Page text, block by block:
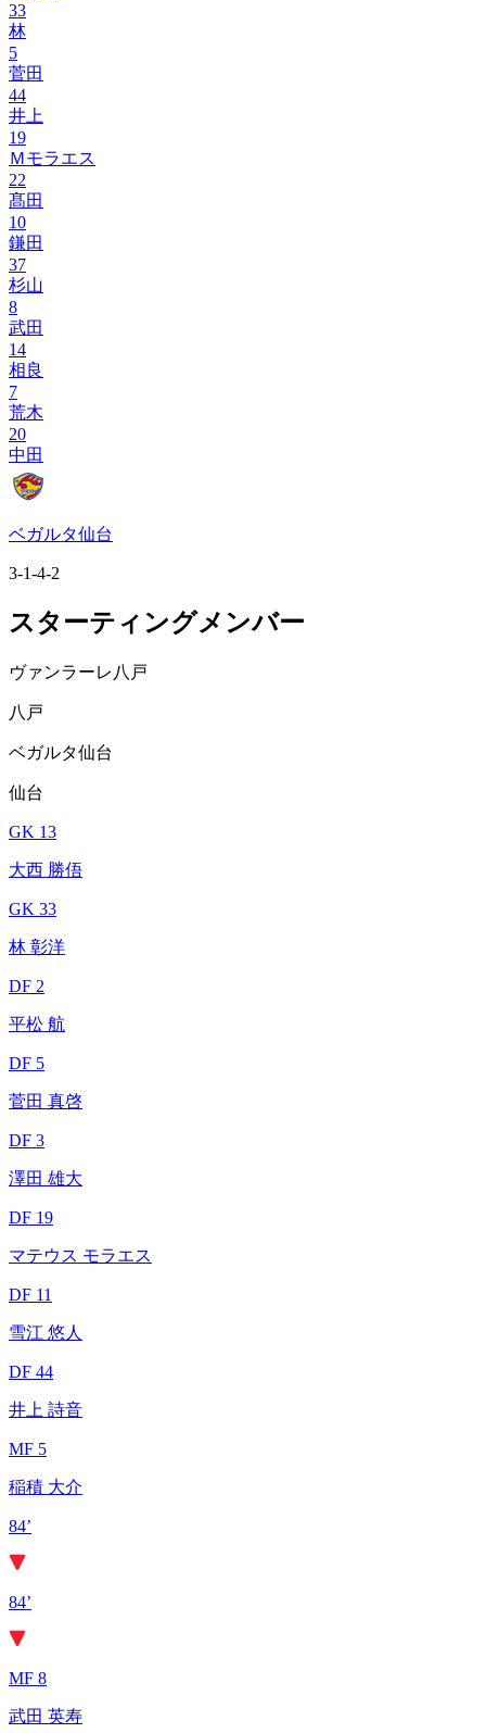
33
林
5
菅田
44
井上
19
Ｍモラエス
22
髙田
10
鎌田
37
杉山
8
武田
14
相良
7
荒木
20
中田
ベガルタ仙台
3-1-4-2
スターティングメンバー
ヴァンラーレ八戸
八戸
ベガルタ仙台
仙台
GK 13
大西 勝俉
GK 33
林 彰洋
DF 2
平松 航
DF 5
菅田 真啓
DF 3
澤田 雄大
DF 19
マテウス モラエス
DF 11
雪江 悠人
DF 44
井上 詩音
MF 5
稲積 大介
84’
84’
MF 8
武田 英寿